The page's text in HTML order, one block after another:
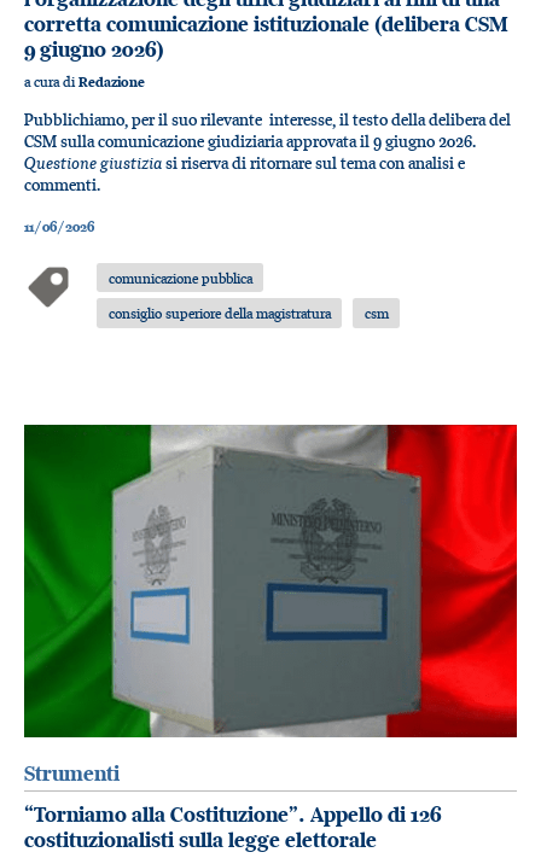
corretta comunicazione istituzionale (delibera CSM
9 giugno 2026)
a cura diRedazione
Pubblichiamo, per il suo rilevante interesse, il testo della delibera del
CSM sulla comunicazione giudiziaria approvata il 9 giugno 2026.
Questione giustiziasi riserva di ritornare sul tema con analisi e
commenti.
11/06/2026
comunicazione pubblica
consiglio superiore della magistratura
csm
Strumenti
“Torniamo alla Costituzione”. Appello di 126
costituzionalisti sulla legge elettorale